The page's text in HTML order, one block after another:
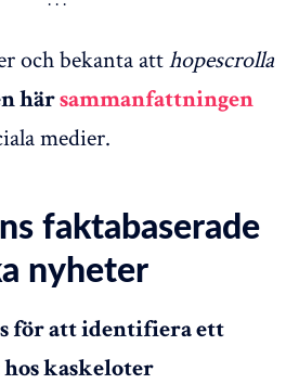
och bekanta atthopescrolla
härsammanfattningen
medier.
faktabaserade
nyheter
för att identifiera ett
kaskeloter